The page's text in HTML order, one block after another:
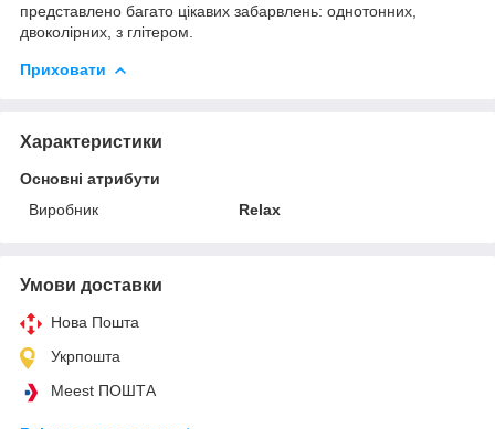
представлено багато цікавих забарвлень: однотонних,
двоколірних, з глітером.
Приховати
Характеристики
Основні атрибути
Виробник
Relax
Умови доставки
Нова Пошта
Укрпошта
Meest ПОШТА